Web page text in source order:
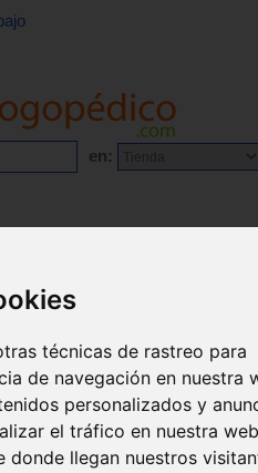
técnicas de rastreo para
de navegación en nuestra
personalizados y
el tráfico en nuestra
donde llegan nuestros
en: